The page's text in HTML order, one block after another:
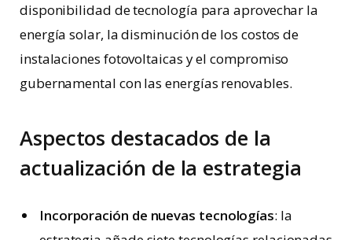
disponibilidad de tecnología para aprovechar la
energía solar, la disminución de los costos de
instalaciones fotovoltaicas y el compromiso
gubernamental con las energías renovables.
Aspectos destacados de la
actualización de la estrategia
Incorporación de nuevas tecnologías: la